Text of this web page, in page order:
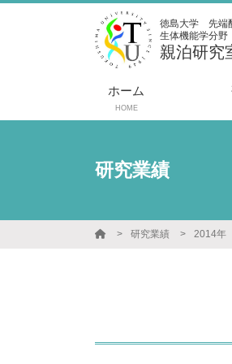
徳島大学 先端
生体機能学分野
親泊研究
ホーム
HOME
研究業績
研究業績 2014年